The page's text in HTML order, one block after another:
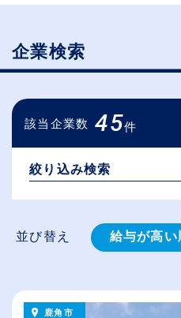
企業検索
該当企業数 45件
絞り込み検索
並び替え 給与が高い
従業員が多
鹿角市